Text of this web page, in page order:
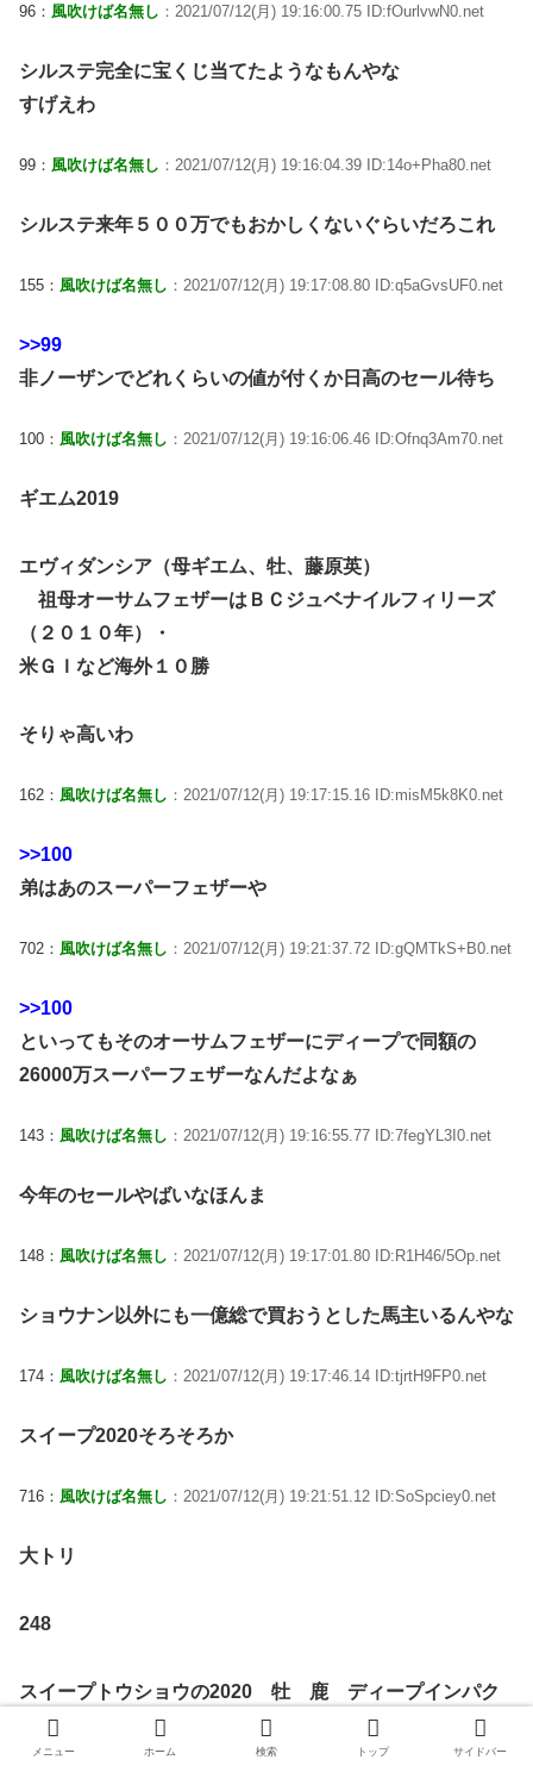
96： 風吹けば名無し ：2021/07/12(月) 19:16:00.75 ID:fOurlvwN0.net
シルステ完全に宝くじ当てたようなもんやな
すげえわ
99： 風吹けば名無し ：2021/07/12(月) 19:16:04.39 ID:14o+Pha80.net
シルステ来年５００万でもおかしくないぐらいだろこれ
155： 風吹けば名無し ：2021/07/12(月) 19:17:08.80 ID:q5aGvsUF0.net
>>99
非ノーザンでどれくらいの値が付くか日高のセール待ち
100： 風吹けば名無し ：2021/07/12(月) 19:16:06.46 ID:Ofnq3Am70.net
ギエム2019
エヴィダンシア（母ギエム、牡、藤原英）
祖母オーサムフェザーはＢＣジュベナイルフィリーズ
（２０１０年）・
米ＧＩなど海外１０勝
そりゃ高いわ
162： 風吹けば名無し ：2021/07/12(月) 19:17:15.16 ID:misM5k8K0.net
>>100
弟はあのスーパーフェザーや
702： 風吹けば名無し ：2021/07/12(月) 19:21:37.72 ID:gQMTkS+B0.net
>>100
といってもそのオーサムフェザーにディープで同額の
26000万スーパーフェザーなんだよなぁ
143： 風吹けば名無し ：2021/07/12(月) 19:16:55.77 ID:7fegYL3I0.net
今年のセールやばいなほんま
148： 風吹けば名無し ：2021/07/12(月) 19:17:01.80 ID:R1H46/5Op.net
ショウナン以外にも一億総で買おうとした馬主いるんやな
174： 風吹けば名無し ：2021/07/12(月) 19:17:46.14 ID:tjrtH9FP0.net
スイープ2020そろそろか
716： 風吹けば名無し ：2021/07/12(月) 19:21:51.12 ID:SoSpciey0.net
大トリ
248
スイープトウショウの2020 牡 鹿 ディープインパク
ト スイープトウショウ
メニュー ホーム 検索 トップ サイドバー